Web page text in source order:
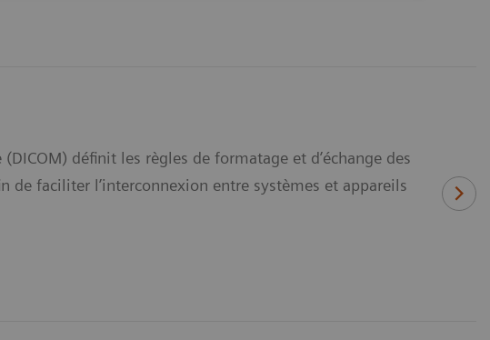
définit les règles de formatage et d’échange des
de faciliter l’interconnexion entre systèmes et appareils